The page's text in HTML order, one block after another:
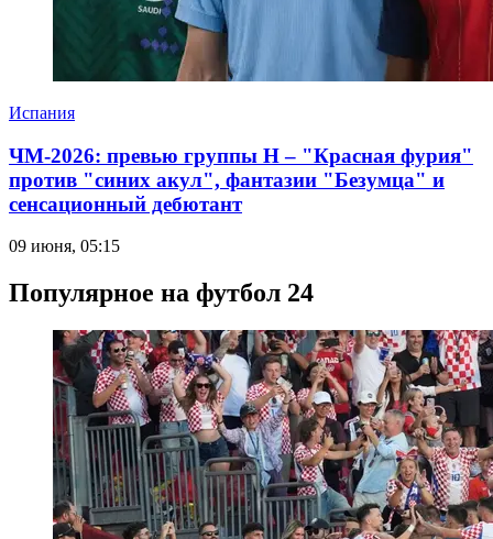
Испания
ЧМ-2026: превью группы Н – "Красная фурия"
против "синих акул", фантазии "Безумца" и
сенсационный дебютант
09 июня, 05:15
Популярное на футбол 24